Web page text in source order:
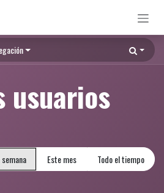
usuarios
Este mes Todo el tiempo